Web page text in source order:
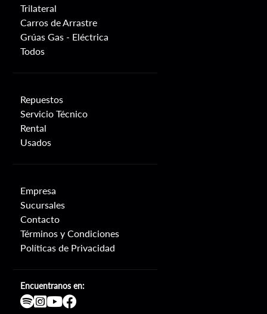
Trilateral
Carros de Arrastre
Grúas Gas - Eléctrica
Todos
Repuestos
Servicio Técnico
Rental
Usados
Empresa
Sucursales
Contacto
Términos y Condiciones
Políticas de Privacidad
Encuentranos en: